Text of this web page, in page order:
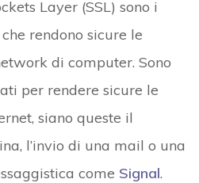
Layer (SSL) sono i
rendono sicure le
di computer. Sono
per rendere sicure le
siano queste il
l’invio di una mail o una
come Signal.